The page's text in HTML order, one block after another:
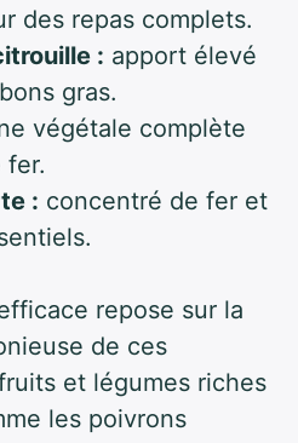
des repas complets.
: apport élevé
gras.
végétale complète
fer.
: concentré de fer et
repose sur la
de ces
et légumes riches
les poivrons